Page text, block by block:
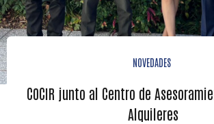
NOVEDADES
COCIR junto al Centro de
Alquileres